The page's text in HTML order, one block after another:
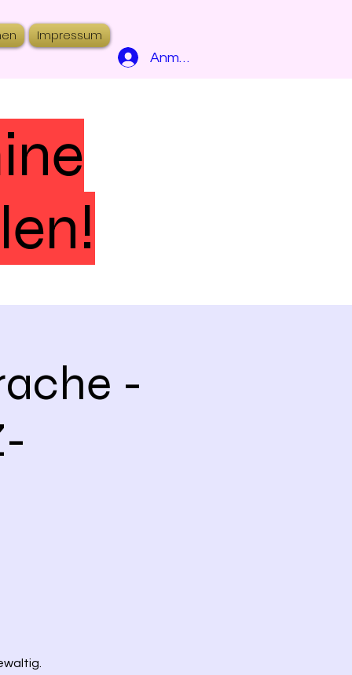
Impressum
Anmelden
-